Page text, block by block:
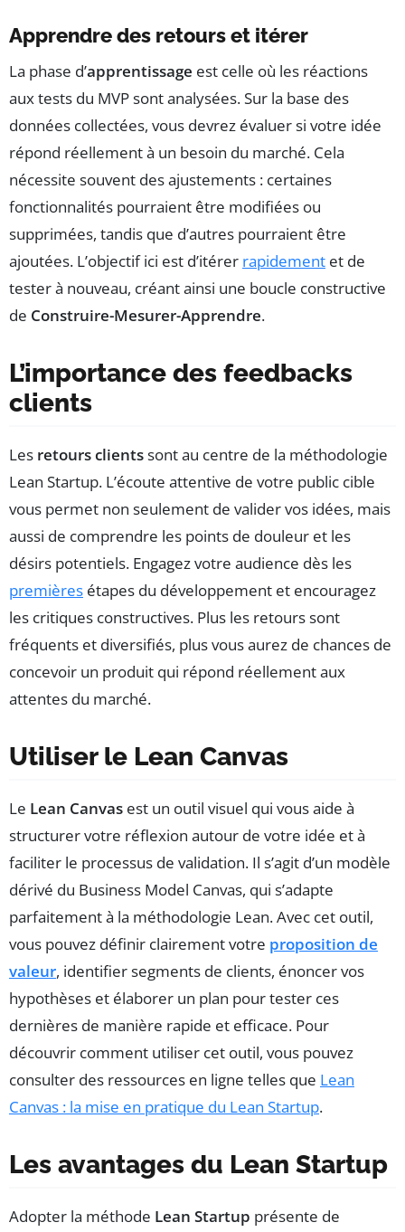
Apprendre des retours et itérer
La phase d’apprentissage est celle où les réactions
aux tests du MVP sont analysées. Sur la base des
données collectées, vous devrez évaluer si votre idée
répond réellement à un besoin du marché. Cela
nécessite souvent des ajustements : certaines
fonctionnalités pourraient être modifiées ou
supprimées, tandis que d’autres pourraient être
ajoutées. L’objectif ici est d’itérer rapidement et de
tester à nouveau, créant ainsi une boucle constructive
de Construire-Mesurer-Apprendre.
L’importance des feedbacks
clients
Les retours clientssont au centre de la méthodologie
Lean Startup. L’écoute attentive de votre public cible
vous permet non seulement de valider vos idées, mais
aussi de comprendre les points de douleur et les
désirs potentiels. Engagez votre audience dès les
premières étapes du développement et encouragez
les critiques constructives. Plus les retours sont
fréquents et diversifiés, plus vous aurez de chances de
concevoir un produit qui répond réellement aux
attentes du marché.
Utiliser le Lean Canvas
Le Lean Canvas est un outil visuel qui vous aide à
structurer votre réflexion autour de votre idée et à
faciliter le processus de validation. Il s’agit d’un modèle
dérivé du Business Model Canvas, qui s’adapte
parfaitement à la méthodologie Lean. Avec cet outil,
vous pouvez définir clairement votre proposition de
valeur, identifier segments de clients, énoncer vos
hypothèses et élaborer un plan pour tester ces
dernières de manière rapide et efficace. Pour
découvrir comment utiliser cet outil, vous pouvez
consulter des ressources en ligne telles que Lean
Canvas : la mise en pratique du Lean Startup.
Les avantages du Lean Startup
Adopter la méthode Lean Startup présente de